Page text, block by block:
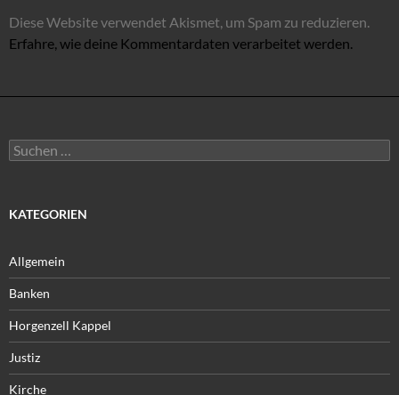
Diese Website verwendet Akismet, um Spam zu reduzieren.
Erfahre, wie deine Kommentardaten verarbeitet werden.
Suchen
nach:
KATEGORIEN
Allgemein
Banken
Horgenzell Kappel
Justiz
Kirche